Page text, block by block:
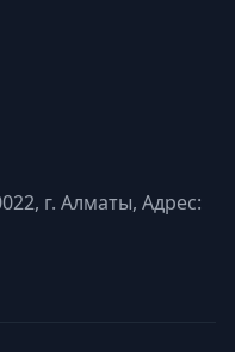
г. Алматы, Адрес: